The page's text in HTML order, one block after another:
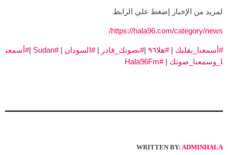
لمزيد من الإخبار إضغط علي الرابط
https://hala96.com/category/news/
#أسمعنا_بقلبك |#هلا٩٦ |#بصوتك_قادر |#السودان |
#Sudan
|#أسمعن
ا_وسمعنا_صوتك |
#Hala96Fm
WRITTEN BY: ADMINHALA